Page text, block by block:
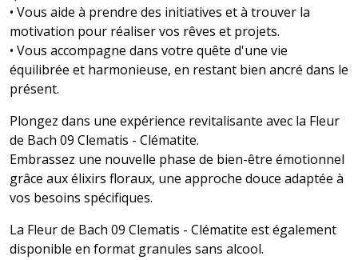
• Vous aide à prendre des initiatives et à trouver la
motivation pour réaliser vos rêves et projets.
• Vous accompagne dans votre quête d'une vie
équilibrée et harmonieuse, en restant bien ancré dans le
présent.
Plongez dans une expérience revitalisante avec la Fleur
de Bach 09 Clematis - Clématite.
Embrassez une nouvelle phase de bien-être émotionnel
grâce aux élixirs floraux, une approche douce adaptée à
vos besoins spécifiques.
La Fleur de Bach 09 Clematis - Clématite est également
disponible en format granules sans alcool.